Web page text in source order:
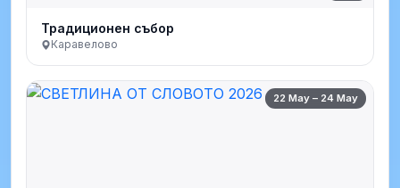
Традиционен събор
Каравелово
22 May – 24 May